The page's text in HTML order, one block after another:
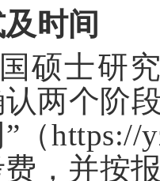
时间
硕士研
两个阶
” （https://
，并按